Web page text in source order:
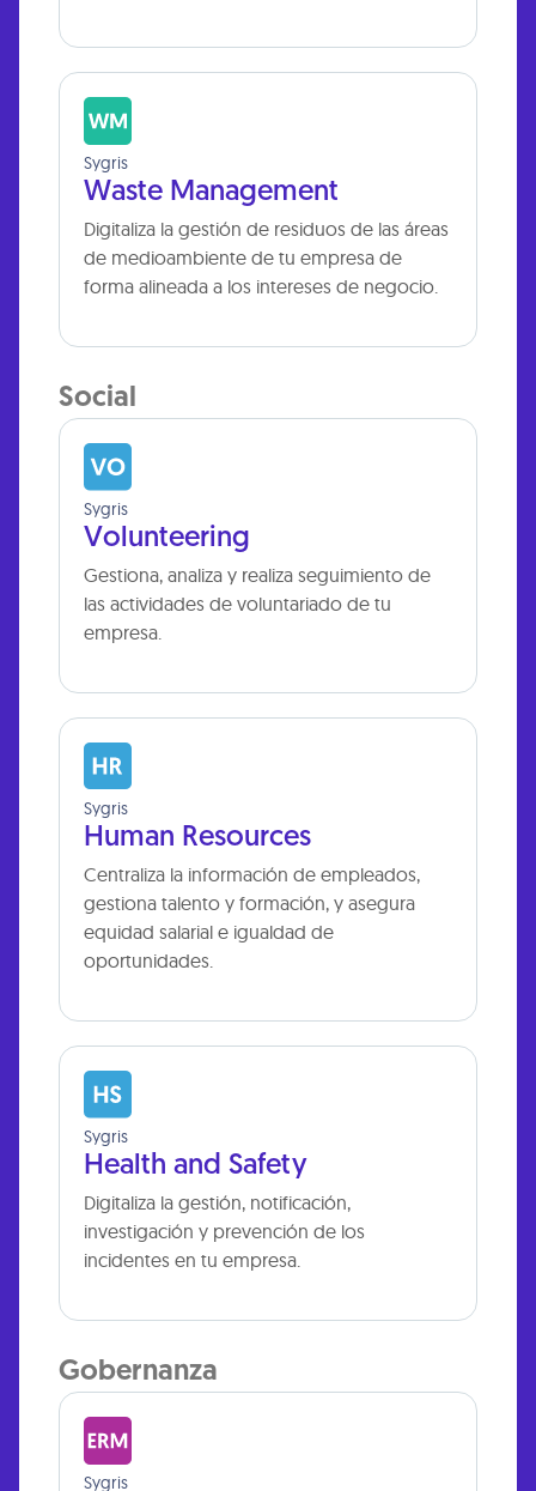
Sygris
Waste Management
Digitaliza la gestión de residuos de las áreas
de medioambiente de tu empresa de
forma alineada a los intereses de negocio.
Social
Sygris
Volunteering
Gestiona, analiza y realiza seguimiento de
las actividades de voluntariado de tu
empresa.
Sygris
Human Resources
Centraliza la información de empleados,
gestiona talento y formación, y asegura
equidad salarial e igualdad de
oportunidades.
Sygris
Health and Safety
Digitaliza la gestión, notificación,
investigación y prevención de los
incidentes en tu empresa.
Gobernanza
Sygris